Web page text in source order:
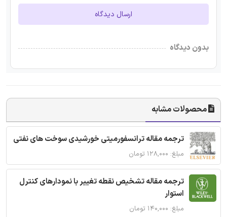
ارسال دیدگاه
بدون دیدگاه
محصولات مشابه
ترجمه مقاله ترانسفورمیتی خورشیدی سوخت های نفتی
مبلغ: ۱۲۸,۰۰۰ تومان
ترجمه مقاله تشخیص نقطه تغییر با نمودارهای کنترل
استوار
مبلغ: ۱۴۰,۰۰۰ تومان